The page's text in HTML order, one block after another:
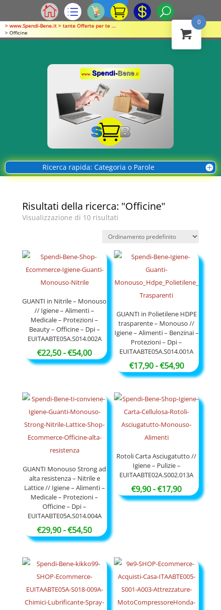
> www.Spendi-Bene.it > tante Offerte per te ...
> Officine
Ricerca rapida: Categoria o Parole
Risultati della ricerca: "Officine"
Visualizzazione di 10 risultati
GUANTI in Nitrile – Monouso
// Igiene – Alimenti –
Medicale – Protezioni –
Beauty – Officine – Dpi –
EUITAABTE05A.S014.002A
€22,50-€54,00Fascia
di
€22,50
a
€54,00
GUANTI in Polietilene HDPE
trasparente – Monouso //
Igiene – Alimenti – Benzinai –
Protezioni – Dpi –
EUITAABTE05A.S014.001A
€17,90-€54,90Fascia
di
da
€17,90
a
GUANTI Monouso Strong ad
alta resistenza – Nitrile e
Lattice // Igiene – Alimenti –
Medicale – Protezioni –
Officine – Dpi –
EUITAABTE05A.S014.004A
€29,90-€54,50Fascia
di
prezzo:
da
€29,90
a
€54,50
Rotoli Carta Asciugatutto //
Igiene – Pulizie –
EUITAABTE02A.S002.013A
€9,90-€17,90Fascia
di
€17,90
0